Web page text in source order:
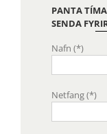
PANTA
SENDA
Nafn (*)
Netfang (*)